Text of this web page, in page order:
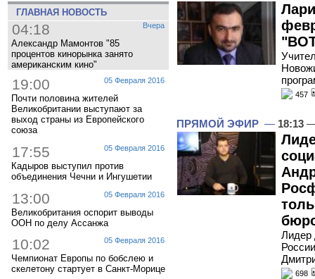
ГЛАВНАЯ НОВОСТЬ
Вчера
04:18
Александр Мамонтов "85
процентов кинорынка занято
американским кино"
05 Февраля 2016
19:00
Почти половина жителей
Великобритании выступают за
выход страны из Европейского
союза
05 Февраля 2016
17:55
Кадыров выступил против
объединения Чечни и Ингушетии
05 Февраля 2016
13:00
Великобритания оспорит выводы
ООН по делу Ассанжа
05 Февраля 2016
10:02
Чемпионат Европы по бобслею и
скелетону стартует в Санкт-Морице
457
ПРЯМОЙ ЭФИР — 18:13 —
Лидер
698